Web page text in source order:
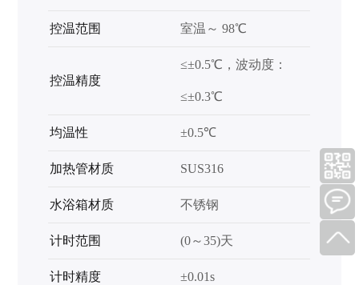
控温范围 室温～ 98℃
控温精度
≤±0.5℃，波动度：
≤±0.3℃
均温性 ±0.5℃
加热管材质 SUS316
水浴箱材质 不锈钢
计时范围 (0～35)天
计时精度 ±0.01s